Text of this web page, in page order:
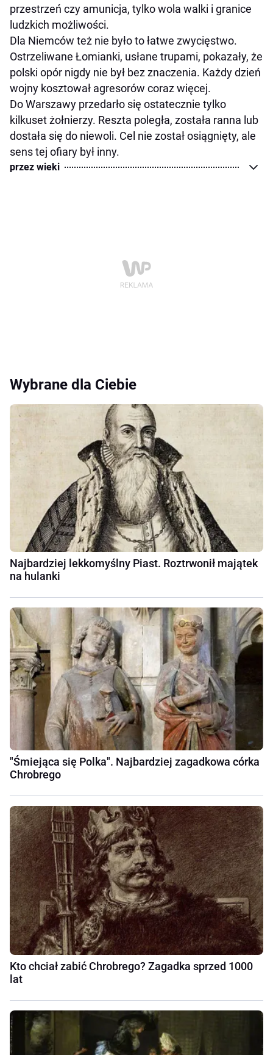
przestrzeń czy amunicja, tylko wola walki i granice
ludzkich możliwości.
Dla Niemców też nie było to łatwe zwycięstwo.
Ostrzeliwane Łomianki, usłane trupami, pokazały, że
polski opór nigdy nie był bez znaczenia. Każdy dzień
wojny kosztował agresorów coraz więcej.
Do Warszawy przedarło się ostatecznie tylko
kilkuset żołnierzy. Reszta poległa, została ranna lub
dostała się do niewoli. Cel nie został osiągnięty, ale
sens tej ofiary był inny.
przez wieki
Wybrane dla Ciebie
Najbardziej lekkomyślny Piast. Roztrwonił majątek
na hulanki
"Śmiejąca się Polka". Najbardziej zagadkowa córka
Chrobrego
Kto chciał zabić Chrobrego? Zagadka sprzed 1000
lat